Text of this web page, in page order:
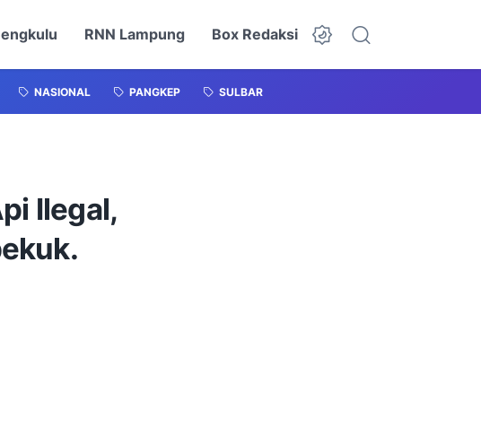
RNN Lampung Box Redaksi
NASIONAL PANGKEP SULBAR
Ilegal,